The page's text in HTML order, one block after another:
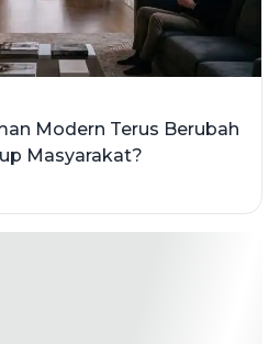
Modern Terus Berubah
Masyarakat?